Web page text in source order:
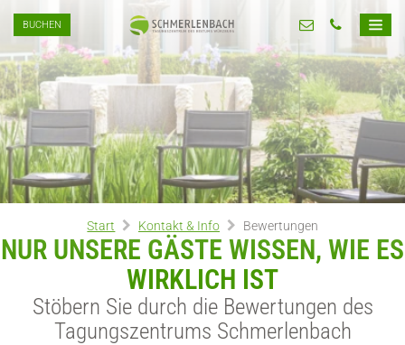
BUCHEN
Start Kontakt & Info Bewertungen
NUR UNSERE GÄSTE WISSEN, WIE ES
WIRKLICH IST
Stöbern Sie durch die Bewertungen des
Tagungszentrums Schmerlenbach